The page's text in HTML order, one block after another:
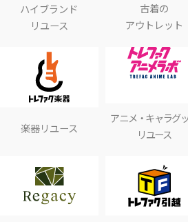
ハイブランド
リユース
古着の
アウトレット
楽器リユース
アニメ・キャラグ
リユース